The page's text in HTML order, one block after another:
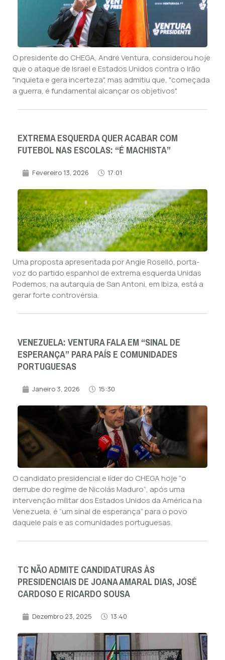
O presidente do CHEGA, André Ventura, considerou hoje
que o ataque de Israel e Estados Unidos contra o Irão
"inquieta e gera incerteza", mas admitiu que, "começada
a guerra, é fundamental alcançar os objetivos".
EXTREMA ESQUERDA QUER ACABAR COM
FUTEBOL NAS ESCOLAS: “É MACHISTA”
Fevereiro 13, 2026 17:01
Uma proposta apresentada por Angie Roselló, porta-
voz do partido espanhol de extrema esquerda Unidas
Podemos, na autarquia de San Antoni, em Ibiza, está a
gerar forte controvérsia.
VENEZUELA: VENTURA FALA EM “SINAL DE
ESPERANÇA” PARA PAÍS E COMUNIDADES
PORTUGUESAS
Janeiro 3, 2026 15:30
O candidato presidencial e líder do CHEGA hoje “o
derrube do regime de Nicolás Maduro“, após uma
intervenção militar dos Estados Unidos da América na
Venezuela, é “um sinal de esperança” para o povo
daquele país e as comunidades portuguesas.
TC NÃO ADMITE CANDIDATURAS ÀS
PRESIDENCIAIS DE JOANA AMARAL DIAS, JOSÉ
CARDOSO E RICARDO SOUSA
Dezembro 23, 2025 13:40